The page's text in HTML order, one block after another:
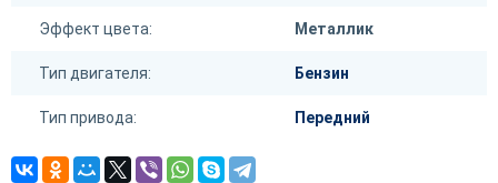
Эффект цвета: Металлик
Тип двигателя: Бензин
Тип привода: Передний